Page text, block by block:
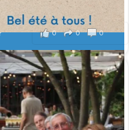
0 0 0
Alumni vivant / travaillant
moment convivial de
!